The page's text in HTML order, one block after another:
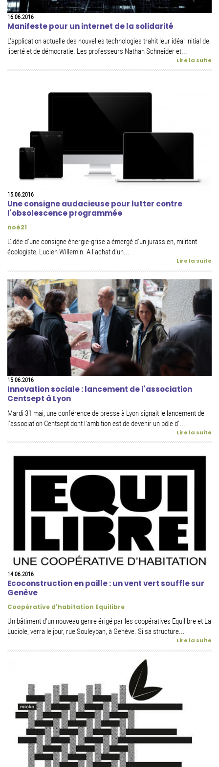
16.06.2016
Manifeste pour un internet de la solidarité
L'application actuelle des nouvelles technologies trahit leur idéal initial de
liberté et de démocratie. Les professeurs Nathan Schneider et...
Lire la suite
15.06.2016
Une consigne audacieuse pour lutter contre
l'obsolescence programmée
noé21
L'idée d'une consigne énergie-grise a émergé d'un jurassien, militant
écologiste, Lucien Willemin. A l'achat d'un...
Lire la suite
15.06.2016
Innovation sociale : lancement de l'association
Centsept à Lyon
Mardi 31 mai, une conférence de presse à Lyon signait le lancement de
l'association Centsept dont l'ambition est de devenir un pôle d’...
Lire la suite
14.06.2016
Ecoconstruction en paille : un vent vert souffle sur
Genève
Coopérative d'habitation Equilibre
Un bâtiment d'un nouveau genre érigé par les coopératives Equilibre et La
Luciole, verra le jour, rue Souleyban, à Genève. Si sa structure...
Lire la suite